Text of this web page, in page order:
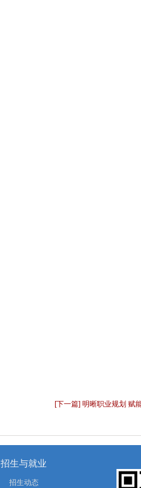
[下一篇] 明晰职业规划 赋
招生与就业
招生动态